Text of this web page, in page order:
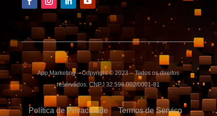
App Marketing – Copyright © 2023 – Todos os direitos
reservados. CNPJ 32.596.002/0001-81
Política de Privacidade Termos de Serviço